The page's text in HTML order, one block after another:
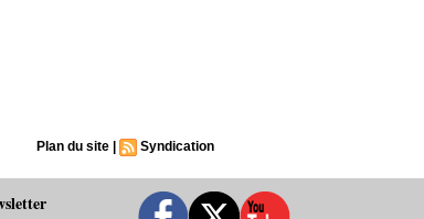
Plan du site Syndication